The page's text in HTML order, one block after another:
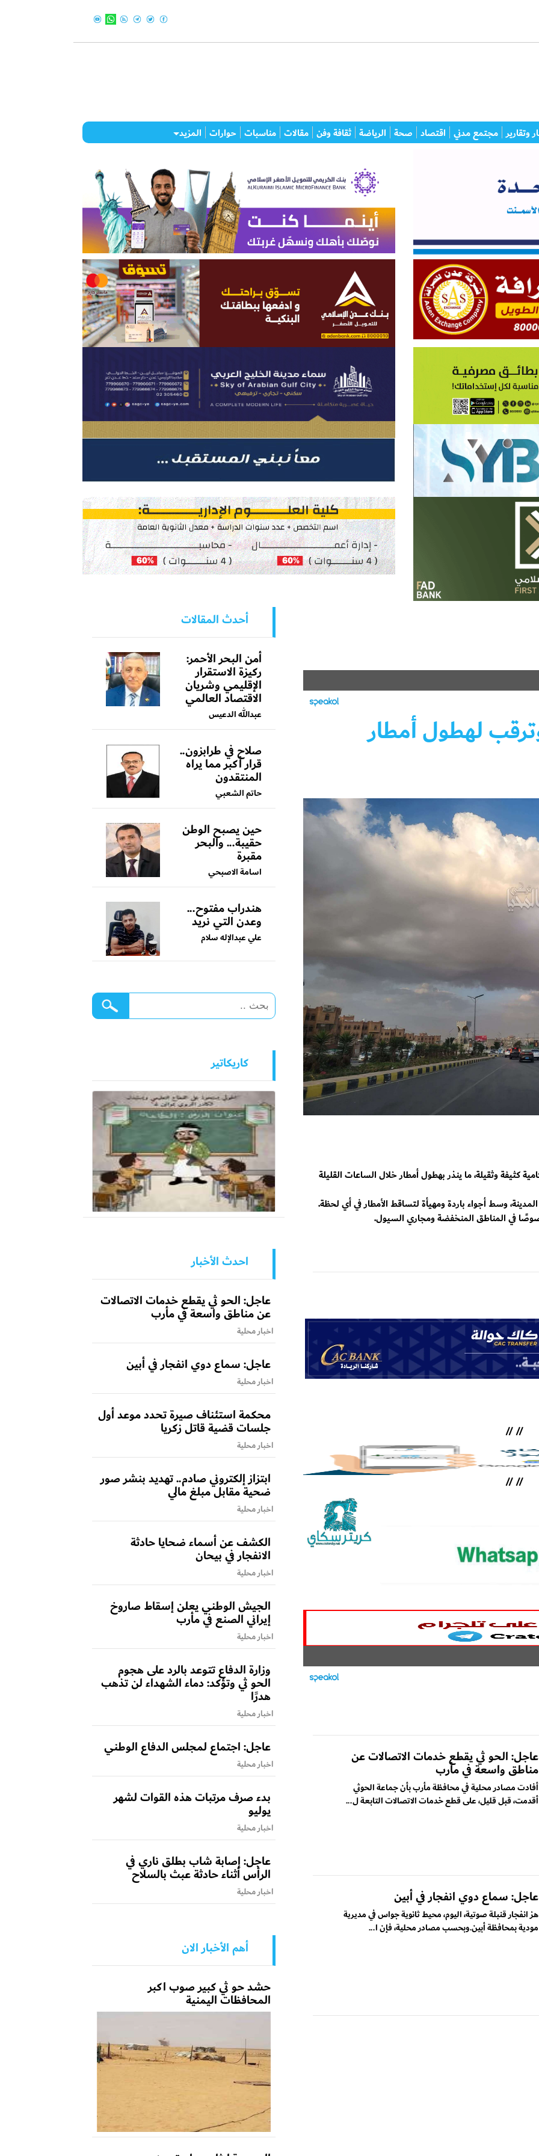
وتقارير مجتمع مدني اقتصاد صحة الرياضة ثقافة وفن مقالات مناسبات حوارات المزيد
لهطول أمطار
وثقيلة، ما ينذر بهطول أمطار خلال الساعات القليلة
وسط أجواء باردة ومهيأة لتساقط الأمطار في أي لحظة.
في المناطق المنخفضة ومجاري السيول.
//
//
//
//
عاجل: الحو ثي يقطع خدمات الاتصالات عن
مناطق واسعة في مأرب
أفادت مصادر محلية في محافظة مأرب بأن جماعة الحوثي
أقدمت، قبل قليل، على قطع خدمات الاتصالات التابعة ل...
عاجل: سماع دوي انفجار في أبين
هز انفجار قنبلة صوتية، اليوم، محيط ثانوية جواس في مديرية
مودية بمحافظة أبين.وبحسب مصادر محلية، فإن ا...
أحدث المقالات
أمن البحر الأحمر:
ركيزة الاستقرار
الإقليمي وشريان
الاقتصاد العالمي
عبدالله الدعيس
صلاح في طرابزون..
قرار أكبر مما يراه
المنتقدون
حاتم الشعبي
حين يصبح الوطن
حقيبة... والبحر
مقبرة
اسامة الاصبحي
هندراب مفتوح...
وعدن التي نريد
علي عبدالإله سلام
كاريكاتير
احدث الأخبار
عاجل: الحو ثي يقطع خدمات الاتصالات
عن مناطق واسعة في مأرب
اخبار محلية
عاجل: سماع دوي انفجار في أبين
اخبار محلية
محكمة استئناف صيرة تحدد موعد أول
جلسات قضية قاتل زكريا
اخبار محلية
ابتزاز إلكتروني صادم.. تهديد بنشر صور
ضحية مقابل مبلغ مالي
اخبار محلية
الكشف عن أسماء ضحايا حادثة
الانفجار في بيحان
اخبار محلية
الجيش الوطني يعلن إسقاط صاروخ
إيراني الصنع في مأرب
اخبار محلية
وزارة الدفاع تتوعد بالرد على هجوم
الحو ثي وتؤكد: دماء الشهداء لن تذهب
هدرًا
اخبار محلية
عاجل: اجتماع لمجلس الدفاع الوطني
اخبار محلية
بدء صرف مرتبات هذه القوات لشهر
يوليو
اخبار محلية
عاجل: إصابة شاب بطلق ناري في
الرأس أثناء حادثة عبث بالسلاح
اخبار محلية
أهم الأخبار الان
حشد حو ثي كبير صوب اكبر
المحافظات اليمنية